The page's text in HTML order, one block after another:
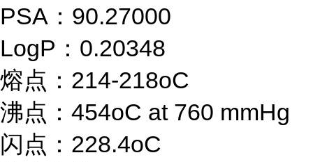
PSA：90.27000
LogP：0.20348
熔点：214-218oC
沸点：454oC at 760 mmHg
闪点：228.4oC